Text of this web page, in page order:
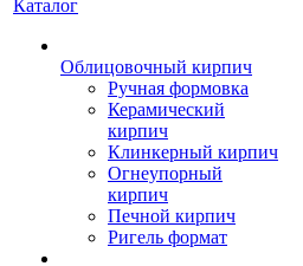
Каталог
Облицовочный кирпич
Ручная формовка
Керамический
кирпич
Клинкерный кирпич
Огнеупорный
кирпич
Печной кирпич
Ригель формат